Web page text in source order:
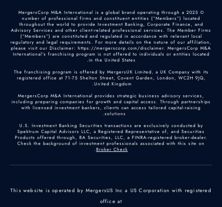
© 2025 MergersCorp M&A International is a global brand operating through a
number of professional firms and constituent entities (“Members”) located
throughout the world to provide Investment Banking, Corporate Finance, and
Advisory Services and other client-related professional services. The Member Firms
(“Members”) are constituted and regulated in accordance with relevant local
regulatory and legal requirements. For more details on the nature of our affiliation,
please visit our Disclaimer: https://mergerscorp.com/disclaimer. MergersCorp M&A
International's franchising program is not offered to individuals or entities located
in the United States.
The franchising program is offered by MergersUK Limited, a UK Company with its
registered office at 71-75 Shelton Street, Covent Garden, London, WC2H 9JQ,
United Kingdom.
MergersCorp M&A International provides strategic business advisory services,
including preparing companies for growth and capital access. Through partnerships
with licensed investment bankers, clients can access tailored capital-raising
solutions.
U.S. Investment Banking Securities transactions are exclusively conducted by
Spektrum Capital Advisors LLC, a Registered Representative of, and Securities
Products offered through, BA Securities, LLC, a FINRA-registered broker-dealer.
Check the background of investment professionals associated with this site on
Broker Check
.
This website is operated by MergersUS Inc a US Corporation with registered
office at